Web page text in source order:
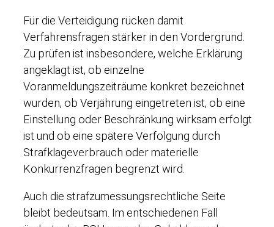
Für die Verteidigung rücken damit
Verfahrensfragen stärker in den Vordergrund.
Zu prüfen ist insbesondere, welche Erklärung
angeklagt ist, ob einzelne
Voranmeldungszeiträume konkret bezeichnet
wurden, ob Verjährung eingetreten ist, ob eine
Einstellung oder Beschränkung wirksam erfolgt
ist und ob eine spätere Verfolgung durch
Strafklageverbrauch oder materielle
Konkurrenzfragen begrenzt wird.
Auch die strafzumessungsrechtliche Seite
bleibt bedeutsam. Im entschiedenen Fall